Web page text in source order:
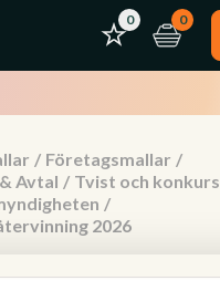
0 0
/ Företagsmallar /
Avtal / Tvist och konkurs
/
2026